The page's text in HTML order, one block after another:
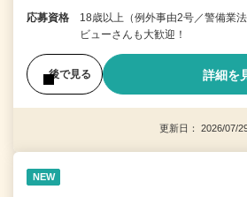
応募資格
18歳以上（例外事由2号／警備業
ビューさんも大歓迎！
後で見る 詳細を
更新日： 2026/07/
NEW